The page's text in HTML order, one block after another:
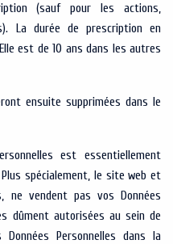
(sauf pour les actions,
La durée de prescription en
est de 10 ans dans les autres
ensuite supprimées dans le
est essentiellement
spécialement, le site web et
ne vendent pas vos Données
dûment autorisées au sein de
Personnelles dans la